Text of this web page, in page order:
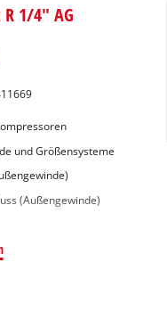
1/4" AG
und Größensysteme
(Außengewinde)